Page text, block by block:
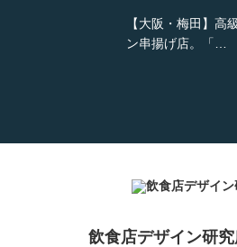
【大阪・梅田】高
ン串揚げ店。「…
【鎌倉・小町通り
飲食店デザイン研